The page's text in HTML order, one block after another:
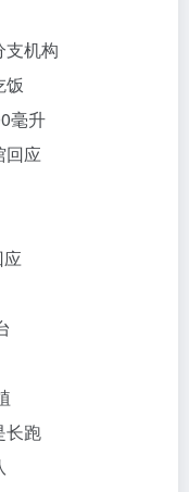
支机构
饭
毫升
回应
应
长跑